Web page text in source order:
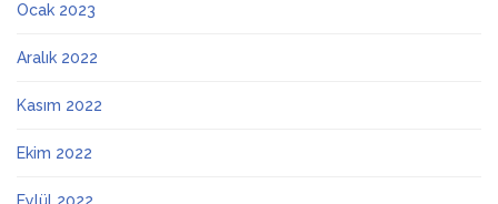
Ocak 2023
Aralık 2022
Kasım 2022
Ekim 2022